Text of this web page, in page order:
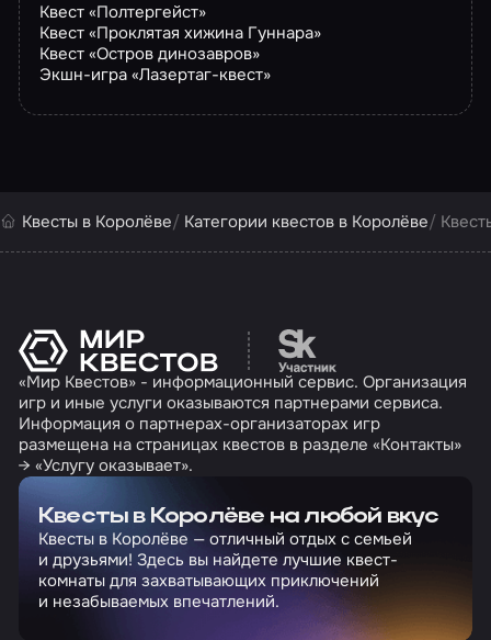
Квест «Полтергейст»
Квест «Проклятая хижина Гуннара»
Квест «Остров динозавров»
Экшн-игра «Лазертаг-квест»
Квесты в Королёве Категории квестов в Королёве
Перейти на сайт
«Мир Квестов» - информационный сервис. Организация
игр и иные услуги оказываются партнерами сервиса.
Информация о партнерах-организаторах игр
размещена на страницах квестов в разделе «Контакты»
→ «Услугу оказывает».
Квесты в Королёве на любой вкус
Квесты в Королёве — отличный отдых с семьей
и друзьями! Здесь вы найдете лучшие квест-
комнаты для захватывающих приключений
и незабываемых впечатлений.